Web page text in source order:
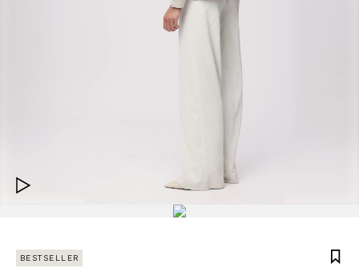
BESTSELLER